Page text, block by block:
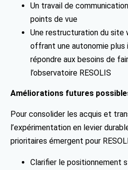
Un travail de
points de vue
Une restructuration du site
offrant une autonomie plus
répondre aux besoins de
l’observatoire RESOLIS
Améliorations futures
Pour consolider les acquis et
l’expérimentation en levier
prioritaires émergent pour
Clarifier le positionnement